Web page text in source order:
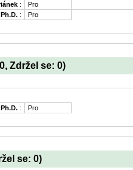
:
Pro
: Pro
Zdržel se: 0)
: Pro
se: 0)